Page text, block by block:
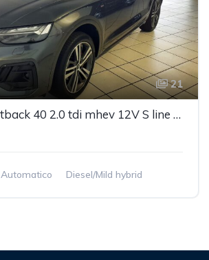
21
Audi Q5 Sportback 40 2.0 tdi mhev 12V S line Plus quattro s-tronic
Automatico Diesel/Mild hybrid